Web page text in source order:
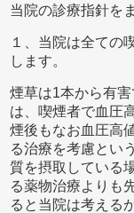
当院の診療指針を
１、当院は全ての
します。
煙草は1本から有
は、喫煙者で血圧
煙後もなお血圧高
る治療を考慮とい
質を摂取している
る薬物治療よりも
ると当院は考える